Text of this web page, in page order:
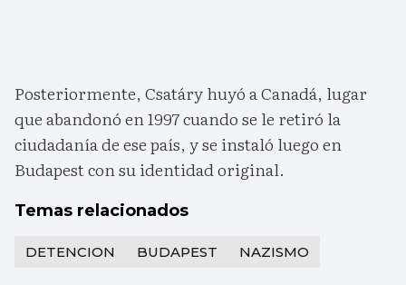
Posteriormente, Csatáry huyó a Canadá, lugar
que abandonó en 1997 cuando se le retiró la
ciudadanía de ese país, y se instaló luego en
Budapest con su identidad original.
Temas relacionados
DETENCION BUDAPEST NAZISMO